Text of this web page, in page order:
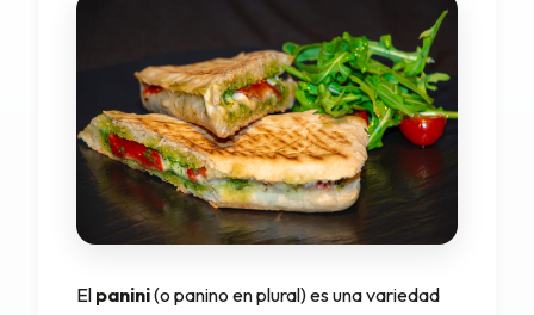
El panini(o panino en plural) es una variedad